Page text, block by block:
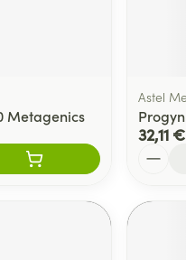
Metagenics
Astel
32,11 €